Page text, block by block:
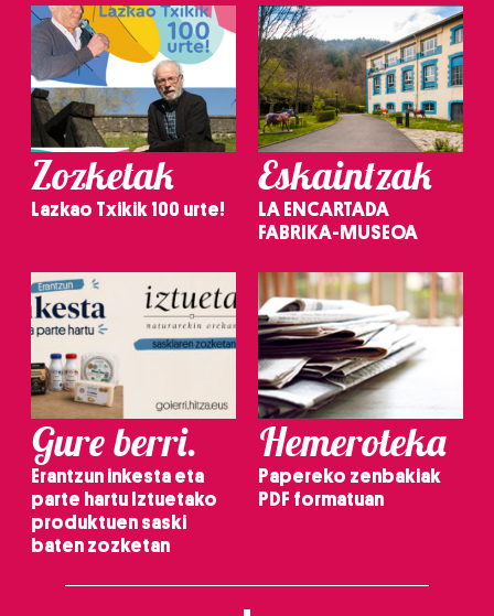
Zozketak
Lazkao Txikik 100 urte!
Eskaintzak
LA ENCARTADA
FABRIKA-MUSEOA
Gure berri.
Erantzun inkesta eta
parte hartu Iztuetako
produktuen saski
baten zozketan
Hemeroteka
Papereko zenbakiak
PDF formatuan